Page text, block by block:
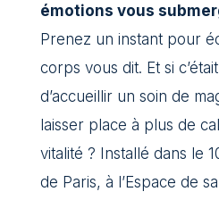
émotions vous
Prenez un instant pour
corps vous dit. Et si
d’accueillir un soin de
laisser place à plus de
vitalité ? Installé dans le
de Paris, à l’Espace de